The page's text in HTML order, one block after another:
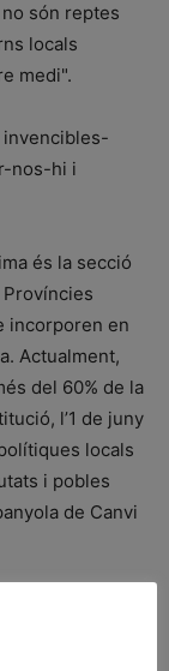
no són reptes
locals
medi".
nos-hi i
és la secció
incorporen en
Actualment,
del 60% de la
l’1 de juny
locals
i pobles
de Canvi